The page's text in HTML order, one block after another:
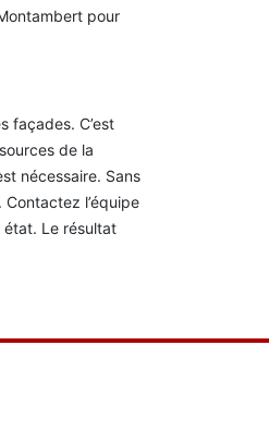
pour
façades. C’est
de la
nécessaire. Sans
l’équipe
état. Le résultat